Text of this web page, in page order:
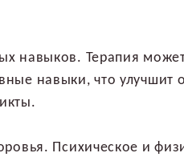
навыков. Терапия
навыки, что
Психическое и